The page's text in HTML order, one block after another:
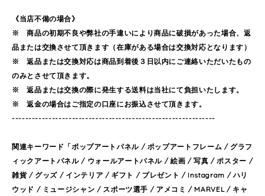
《当店不備の場合》
※ 商品の初期不良や弊社の手違いにより商品に破損があった場合、返
品または交換させて頂きます（在庫がある場合は交換対応となります）
※ 返品または交換対応は商品到着後３日以内にご連絡いただいたもの
のみとさせて頂きます。
※ 返品または交換の際に発生する送料は当社にて負担いたします。
※ 返金の場合はご指定の口座にお振込させて頂きます。
-------------------------------------------------------------
関連キーワード「ポップアートパネル / ポップアートフレーム / グラフ
ィックアートパネル / ウォールアートパネル / 絵画 / 写真 / ポスター /
雑貨 / グッズ / インテリア / ギフト / プレゼント / Instagram / ハリ
ウッド / ミュージシャン / スポーツ選手 / アメコミ / MARVEL / キャ